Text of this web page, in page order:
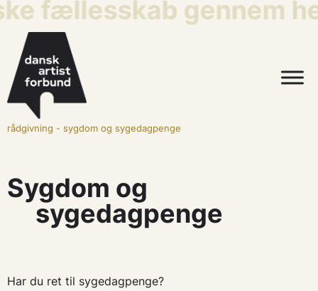
fællesskab gennem
rådgivning - sygdom og sygedagpenge
Sygdom og
sygedagpenge
Har du ret til sygedagpenge?